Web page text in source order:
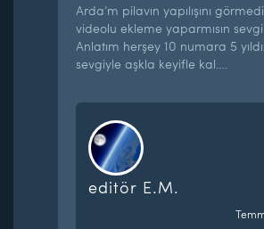
Arda’m pilavın yapılışını
videolu ekleme yaparmısın
Anlatım herşey 10 numara 5
sevgiyle aşkla keyifle kal….
editör E.M.